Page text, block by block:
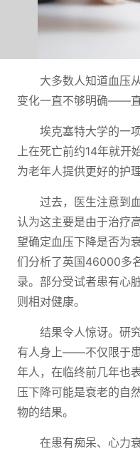
大多数人知道血压
变化一直不够明确——直
埃克塞特大学的一
上在死亡前约14年就开
为老年人提供更好的护理
过去，医生注意到
认为这主要是由于治疗
望确定血压下降是否为
们分析了英国46000多
录。部分受试者患有心
则相对健康。
结果令人惊讶。研
有人身上——不仅限于
年人，在临终前几年也
压下降可能是衰老的自
物的结果。
在患有痴呆、心力